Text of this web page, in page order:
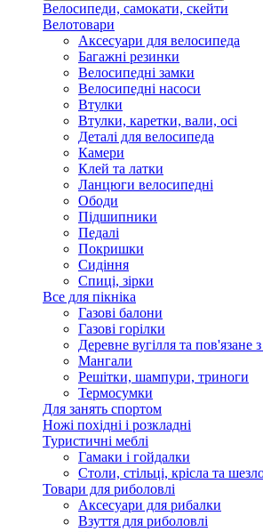
Велосипеди, самокати, скейти
Велотовари
Аксесуари для велосипеда
Багажні резинки
Велосипедні замки
Велосипедні насоси
Втулки
Втулки, каретки, вали, осі
Деталі для велосипеда
Камери
Клей та латки
Ланцюги велосипедні
Ободи
Підшипники
Педалі
Покришки
Сидіння
Спиці, зірки
Все для пікніка
Газові балони
Газові горілки
Деревне вугілля та пов'язане
Мангали
Решітки, шампури, триноги
Термосумки
Для занять спортом
Ножі похідні і розкладні
Туристичні меблі
Гамаки і гойдалки
Столи, стільці, крісла та
Товари для риболовлі
Аксесуари для рибалки
Взуття для риболовлі